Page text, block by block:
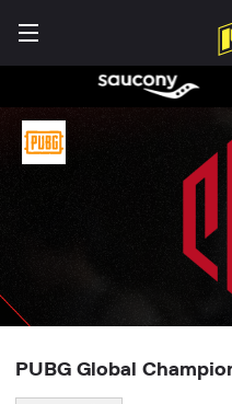
PUBG Global